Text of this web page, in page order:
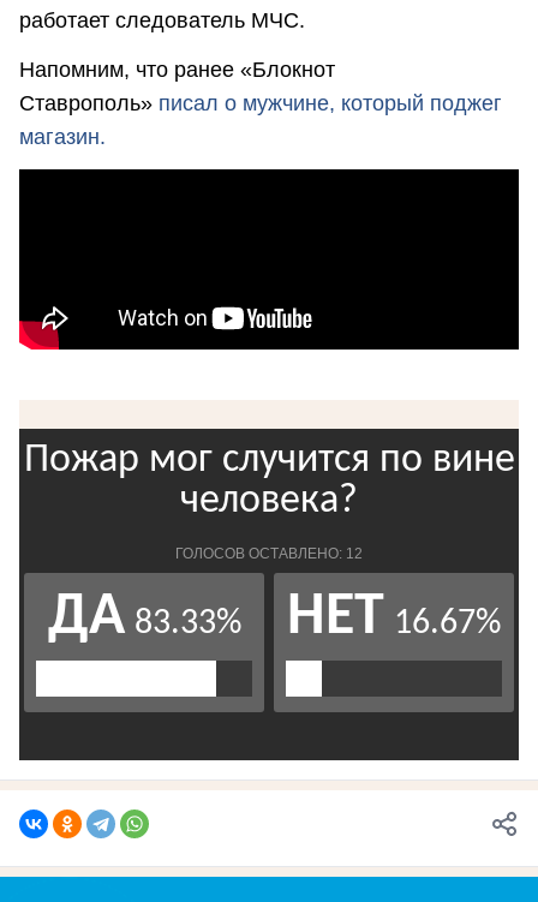
работает следователь МЧС.
Напомним, что ранее «Блокнот
Ставрополь» писал о мужчине, который поджег
магазин.